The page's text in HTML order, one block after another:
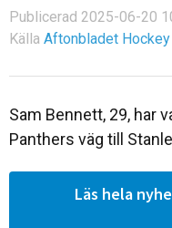
Publicerad 2025-06-20
Källa Aftonbladet Hockey
Sam Bennett, 29, har
Panthers väg till
Läs hela